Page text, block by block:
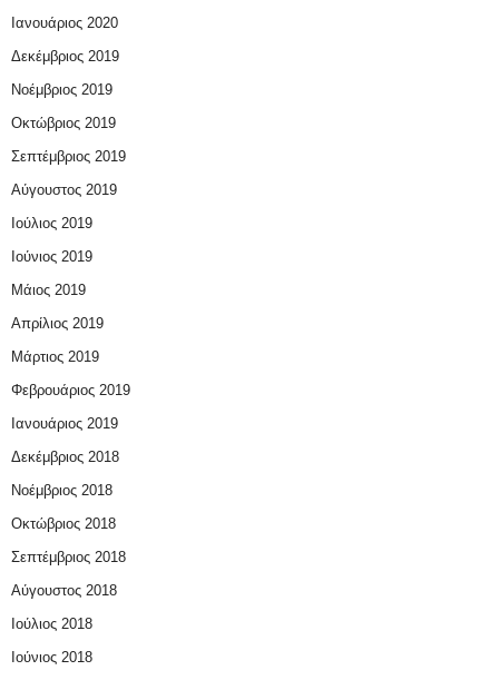
Ιανουάριος 2020
Δεκέμβριος 2019
Νοέμβριος 2019
Οκτώβριος 2019
Σεπτέμβριος 2019
Αύγουστος 2019
Ιούλιος 2019
Ιούνιος 2019
Μάιος 2019
Απρίλιος 2019
Μάρτιος 2019
Φεβρουάριος 2019
Ιανουάριος 2019
Δεκέμβριος 2018
Νοέμβριος 2018
Οκτώβριος 2018
Σεπτέμβριος 2018
Αύγουστος 2018
Ιούλιος 2018
Ιούνιος 2018